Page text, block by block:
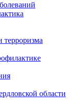
терроризма
области